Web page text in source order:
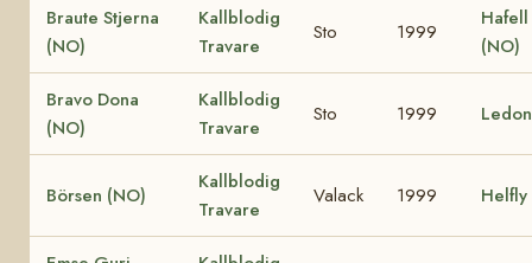
Braute Stjerna
(NO)
Kallblodig
Travare
Sto 1999
(NO)
Bravo Dona
(NO)
Kallblodig
Travare
Sto 1999
Börsen (NO)
Kallblodig
Travare
Valack 1999